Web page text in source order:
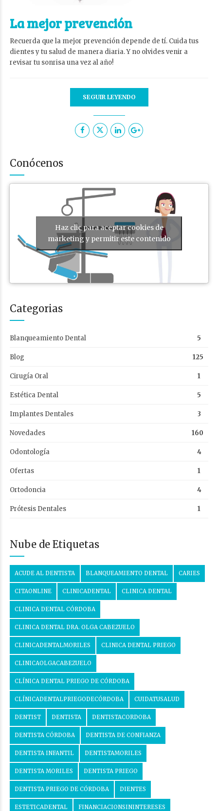
La mejor prevención
Recuerda que la mejor prevención depende de tí. Cuida tus
dientes y tu salud de manera diaria. Y no olvides venir a
revisar tu sonrisa una vez al año!
SEGUIR LEYENDO
Conócenos
Haz clic para aceptar cookies de
marketing y permitir este contenido
Categorias
Blanqueamiento Dental 5
Blog 125
Cirugía Oral 1
Estética Dental 5
Implantes Dentales 3
Novedades 160
Odontología 4
Ofertas 1
Ortodoncia 4
Prótesis Dentales 1
Nube de Etiquetas
ACUDE AL DENTISTA BLANQUEAMIENTO DENTAL CARIES
CITAONLINE CLINICADENTAL CLINICA DENTAL
CLINICA DENTAL CÓRDOBA
CLINICA DENTAL DRA. OLGA CABEZUELO
CLINICADENTALMORILES CLINICA DENTAL PRIEGO
CLINICAOLGACABEZUELO
CLÍNICA DENTAL PRIEGO DE CÓRDOBA
CLÍNICADENTALPRIEGODECÓRDOBA CUIDATUSALUD
DENTIST DENTISTA DENTISTACORDOBA
DENTISTA CÓRDOBA DENTISTA DE CONFIANZA
DENTISTA INFANTIL DENTISTAMORILES
DENTISTA MORILES DENTISTA PRIEGO
DENTISTA PRIEGO DE CÓRDOBA DIENTES
ESTETICADENTAL FINANCIACIONSININTERESES